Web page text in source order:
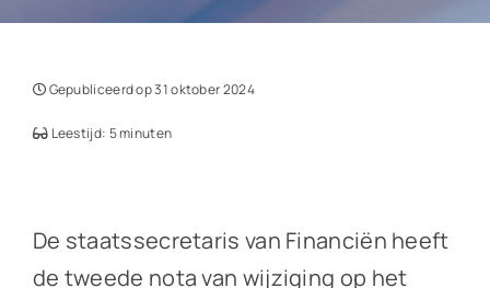
Gepubliceerd op 31 oktober 2024
Leestijd: 5 minuten
De staatssecretaris van Financiën heeft
de tweede nota van wijziging op het